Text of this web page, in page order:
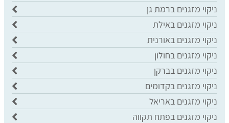
ניקוי מזגנים ברמת גן
ניקוי מזגנים באילת
ניקוי מזגנים באורנית
ניקוי מזגנים בחולון
ניקוי מזגנים בברקן
ניקוי מזגנים בקדומים
ניקוי מזגנים באריאל
ניקוי מזגנים בפתח תקווה